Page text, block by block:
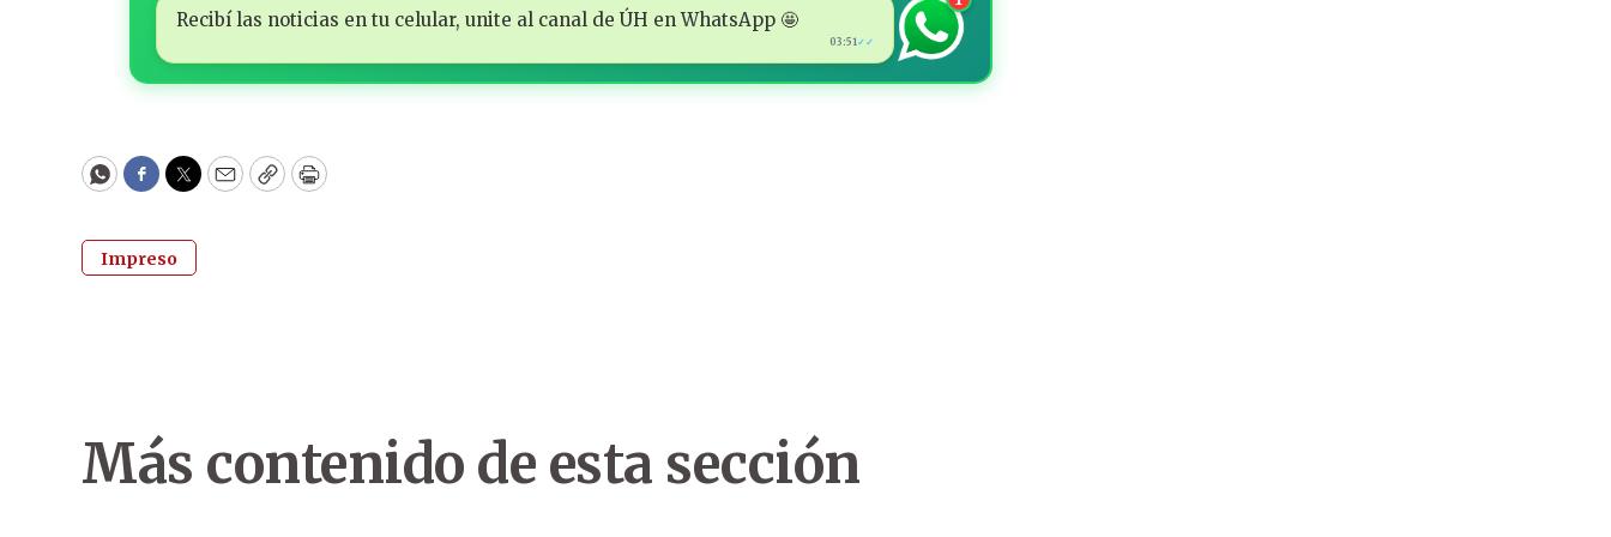
Recibí las noticias en tu celular, unite al canal de ÚH en WhatsApp 🤩
03:51✓✓
WhatsApp
Facebook
Twitter
EmailCopyPrint
Impreso
Más contenido de esta sección